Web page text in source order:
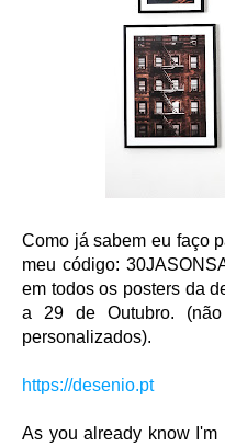
Como já sabem eu faço
meu código:
em todos os posters da
a 29 de Outubro.
personalizados).
https://desenio.pt
As you already know I'm